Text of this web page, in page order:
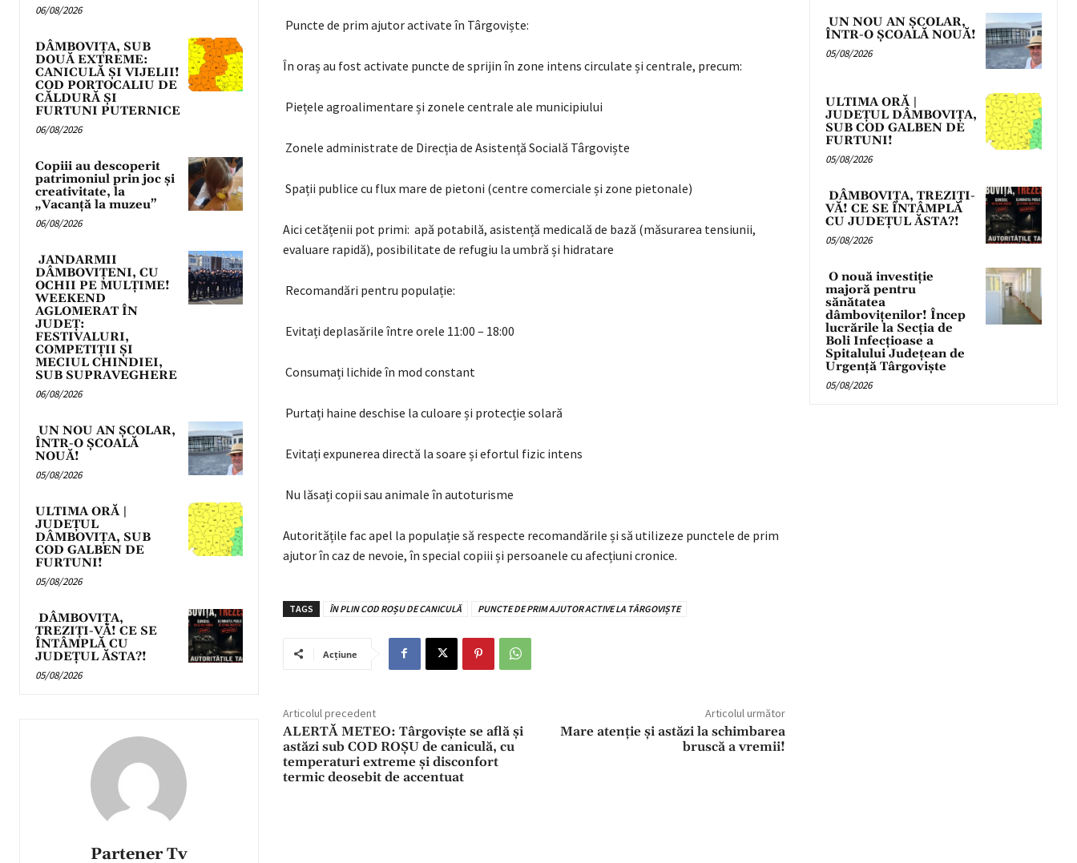
06/08/2026
DÂMBOVIȚA, SUB
DOUĂ EXTREME:
CANICULĂ ȘI VIJELII!
COD PORTOCALIU DE
CĂLDURĂ ȘI
FURTUNI PUTERNICE
06/08/2026
Copiii au descoperit
patrimoniul prin joc și
creativitate, la
„Vacanță la muzeu”
06/08/2026
JANDARMII
DÂMBOVIȚENI, CU
OCHII PE MULȚIME!
WEEKEND
AGLOMERAT ÎN
JUDEȚ:
FESTIVALURI,
COMPETIȚII ȘI
MECIUL CHINDIEI,
SUB SUPRAVEGHERE
06/08/2026
UN NOU AN ȘCOLAR,
ÎNTR-O ȘCOALĂ
NOUĂ!
05/08/2026
ULTIMA ORĂ |
JUDEȚUL
DÂMBOVIȚA, SUB
COD GALBEN DE
FURTUNI!
05/08/2026
DÂMBOVIȚA,
TREZIȚI-VĂ! CE SE
ÎNTÂMPLĂ CU
JUDEȚUL ĂSTA?!
05/08/2026
Partener Tv
Puncte de prim ajutor activate în Târgoviște:
În oraș au fost activate puncte de sprijin în zone intens circulate și centrale, precum:
Piețele agroalimentare și zonele centrale ale municipiului
Zonele administrate de Direcția de Asistență Socială Târgoviște
Spații publice cu flux mare de pietoni (centre comerciale și zone pietonale)
Aici cetățenii pot primi: apă potabilă, asistență medicală de bază (măsurarea tensiunii,
evaluare rapidă), posibilitate de refugiu la umbră și hidratare
Recomandări pentru populație:
Evitați deplasările între orele 11:00 – 18:00
Consumați lichide în mod constant
Purtați haine deschise la culoare și protecție solară
Evitați expunerea directă la soare și efortul fizic intens
Nu lăsați copii sau animale în autoturisme
Autoritățile fac apel la populație să respecte recomandările și să utilizeze punctele de prim
ajutor în caz de nevoie, în special copiii și persoanele cu afecțiuni cronice.
TAGS ÎN PLIN COD ROȘU DE CANICULĂ PUNCTE DE PRIM AJUTOR ACTIVE LA TÂRGOVIȘTE
Acțiune
Articolul precedent
ALERTĂ METEO: Târgoviște se află și
astăzi sub COD ROȘU de caniculă, cu
temperaturi extreme și disconfort
termic deosebit de accentuat
Articolul următor
Mare atenție și astăzi la schimbarea
bruscă a vremii!
UN NOU AN ȘCOLAR,
ÎNTR-O ȘCOALĂ NOUĂ!
05/08/2026
ULTIMA ORĂ |
JUDEȚUL DÂMBOVIȚA,
SUB COD GALBEN DE
FURTUNI!
05/08/2026
DÂMBOVIȚA, TREZIȚI-
VĂ! CE SE ÎNTÂMPLĂ
CU JUDEȚUL ĂSTA?!
05/08/2026
O nouă investiție
majoră pentru
sănătatea
dâmbovițenilor! Încep
lucrările la Secția de
Boli Infecțioase a
Spitalului Județean de
Urgență Târgoviște
05/08/2026